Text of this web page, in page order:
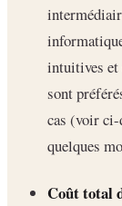
intuitives et
sont
cas (voir ci-
quelques
Coût total